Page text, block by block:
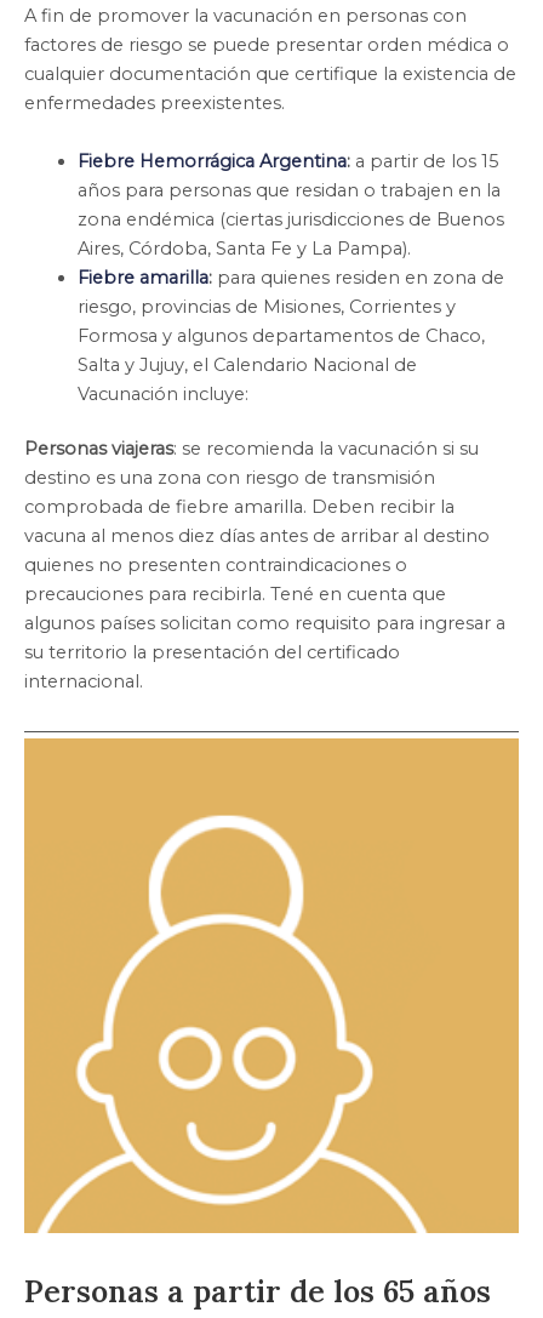
A fin de promover la vacunación en personas con
factores de riesgo se puede presentar orden médica o
cualquier documentación que certifique la existencia de
enfermedades preexistentes.
Fiebre Hemorrágica Argentina:a partir de los 15
años para personas que residan o trabajen en la
zona endémica (ciertas jurisdicciones de Buenos
Aires, Córdoba, Santa Fe y La Pampa).
Fiebre amarilla:para quienes residen en zona de
riesgo, provincias de Misiones, Corrientes y
Formosa y algunos departamentos de Chaco,
Salta y Jujuy, el Calendario Nacional de
Vacunación incluye:
Personas viajeras: se recomienda la vacunación si su
destino es una zona con riesgo de transmisión
comprobada de fiebre amarilla. Deben recibir la
vacuna al menos diez días antes de arribar al destino
quienes no presenten contraindicaciones o
precauciones para recibirla. Tené en cuenta que
algunos países solicitan como requisito para ingresar a
su territorio la presentación del certificado
internacional.
Personas a partir de los 65 años